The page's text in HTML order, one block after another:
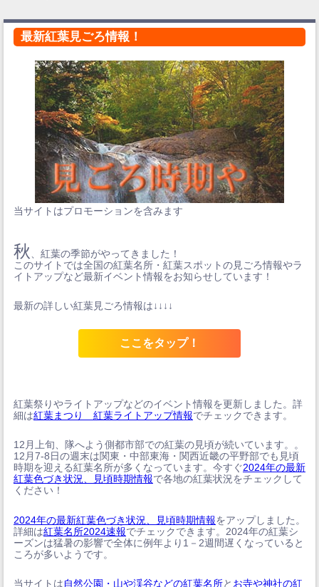
最新紅葉見ごろ情報！
当サイトはプロモーションを含みます
秋
、紅葉の季節がやってきました！
このサイトでは全国の紅葉名所・紅葉スポットの見ごろ情報やラ
イトアップなど最新イベント情報をお知らせしています！
最新の詳しい紅葉見ごろ情報は↓↓↓↓
ここをタップ！
紅葉祭りやライトアップなどのイベント情報を更新しました。詳
細は紅葉まつり 紅葉ライトアップ情報でチェックできます。
12月上旬、隊へよう側都市部での紅葉の見頃が続いています。。
12月7-8日の週末は関東・中部東海・関西近畿の平野部でも見頃
時期を迎える紅葉名所が多くなっています。今すぐ2024年の最新
紅葉色づき状況、見頃時期情報で各地の紅葉状況をチェックして
ください！
2024年の最新紅葉色づき状況、見頃時期情報をアップしました。
詳細は紅葉名所2024速報でチェックできます。2024年の紅葉シ
ーズンは猛暑の影響で全体に例年より1－2週間遅くなっていると
ころが多いようです。
当サイトは自然公園・山や渓谷などの紅葉名所と お寺や神社の紅